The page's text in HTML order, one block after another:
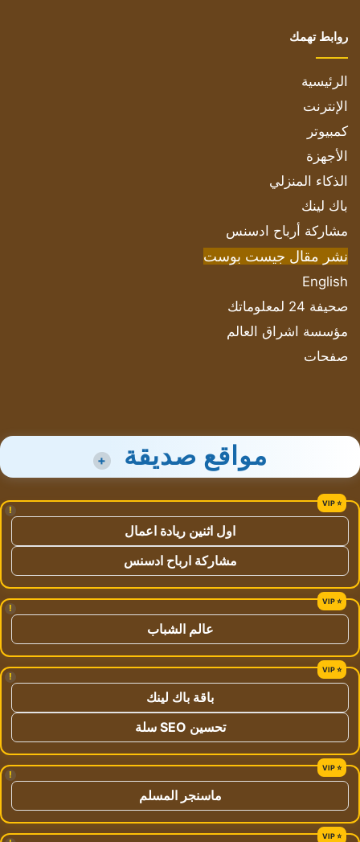
روابط تهمك
الرئيسية
الإنترنت
كمبيوتر
الأجهزة
الذكاء المنزلي
باك لينك
مشاركة أرباح ادسنس
نشر مقال جيست بوست
English
صحيفة 24 لمعلوماتك
مؤسسة اشراق العالم
صفحات
مواقع صديقة +
!
اول اثنين ريادة اعمال
مشاركة ارباح ادسنس
!
عالم الشباب
!
باقة باك لينك
تحسين SEO سلة
!
ماسنجر المسلم